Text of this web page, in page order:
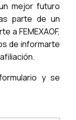
mejor futuro
parte de un
a FEMEXAOF,
de informarte
y se